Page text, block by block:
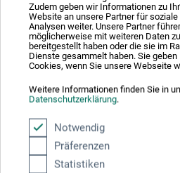
Zudem geben wir Informationen zu
Website an unsere Partner für
Analysen weiter. Unsere Partner
möglicherweise mit weiteren Daten
bereitgestellt haben oder die sie im
Dienste gesammelt haben. Sie
Cookies, wenn Sie unsere Webseite
Weitere Informationen finden Sie in
Datenschutzerklärung.
Notwendig
Präferenzen
Statistiken
ab EUR *
zzgl. Versandkosten